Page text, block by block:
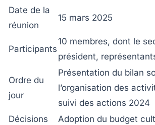
Date de la
réunion
15 mars 2025
Participants
10 membres, dont le
président,
Ordre du
jour
Présentation du bilan
l’organisation des
suivi des actions 2024
Décisions
Adoption du budget